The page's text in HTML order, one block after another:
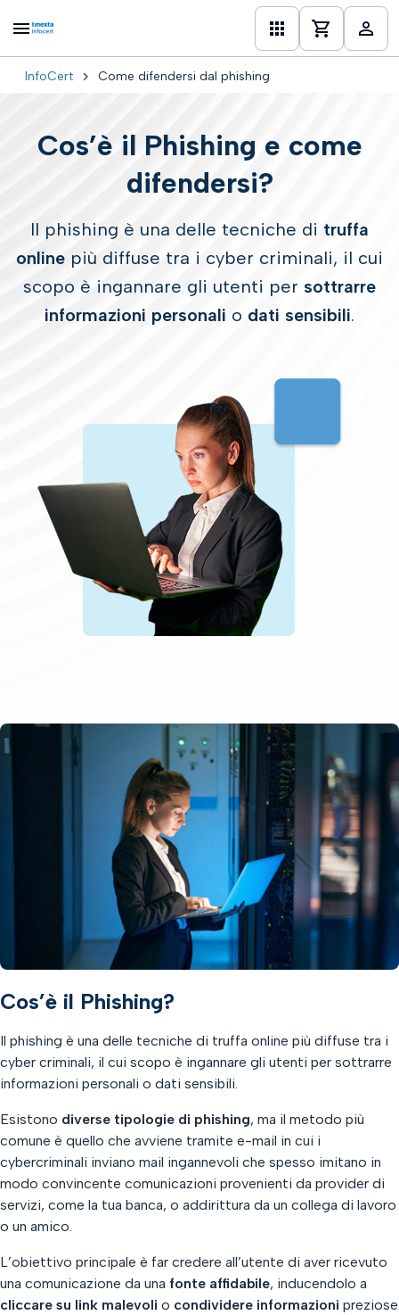
InfoCert Come difendersi dal phishing
Cos’è il Phishing e come
difendersi?
Il phishing è una delle tecniche di truffa
online più diffuse tra i cyber criminali, il cui
scopo è ingannare gli utenti per sottrarre
informazioni personali o dati sensibili.
Cos’è il Phishing?
Il phishing è una delle tecniche di truffa online più diffuse tra i
cyber criminali, il cui scopo è ingannare gli utenti per sottrarre
informazioni personali o dati sensibili.
Esistono diverse tipologie di phishing, ma il metodo più
comune è quello che avviene tramite e-mail in cui i
cybercriminali inviano mail ingannevoli che spesso imitano in
modo convincente comunicazioni provenienti da provider di
servizi, come la tua banca, o addirittura da un collega di lavoro
o un amico.
L’obiettivo principale è far credere all’utente di aver ricevuto
una comunicazione da una fonte affidabile, inducendolo a
cliccare su link malevoli o condividere informazioni preziose